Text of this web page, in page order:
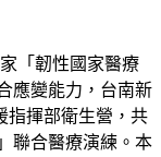
「韌性國家醫療
應變能力，台南新
指揮部衛生營，共
聯合醫療演練。本